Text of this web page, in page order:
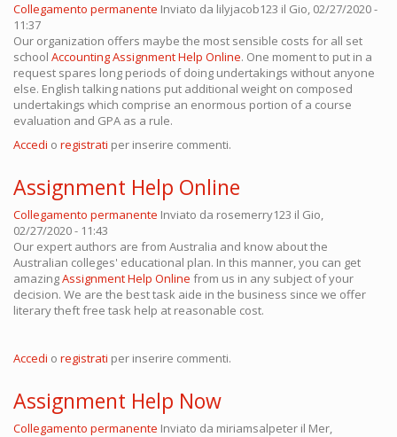
Collegamento permanente Inviato da lilyjacob123 il Gio, 02/27/2020 -
11:37
Our organization offers maybe the most sensible costs for all set
school Accounting Assignment Help Online. One moment to put in a
request spares long periods of doing undertakings without anyone
else. English talking nations put additional weight on composed
undertakings which comprise an enormous portion of a course
evaluation and GPA as a rule.
Accedi o registrati per inserire commenti.
Assignment Help Online
Collegamento permanente Inviato da rosemerry123 il Gio,
02/27/2020 - 11:43
Our expert authors are from Australia and know about the
Australian colleges' educational plan. In this manner, you can get
amazingAssignment Help Online from us in any subject of your
decision. We are the best task aide in the business since we offer
literary theft free task help at reasonable cost.
Accedi o registrati per inserire commenti.
Assignment Help Now
Collegamento permanente Inviato da miriamsalpeter il Mer,